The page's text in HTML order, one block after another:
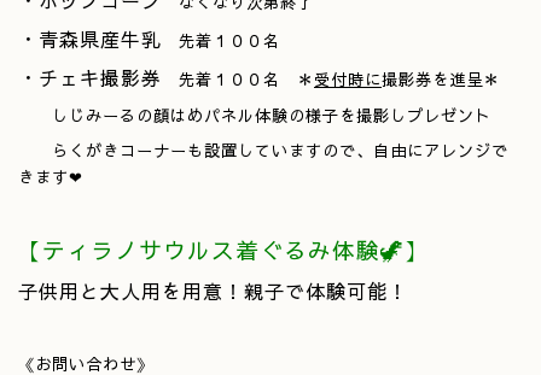
・青森県産牛乳 先着１００名
・チェキ撮影券 先着１００名 ＊ 受付時に撮影券を進呈＊
しじみーるの顔はめパネル体験の様子を撮影しプレゼント
らくがきコーナーも設置していますので、自由にアレンジで
きます❤
【ティラノサウルス着ぐるみ体験🦖】
子供用と大人用を用意！親子で体験可能！
《お問い合わせ》